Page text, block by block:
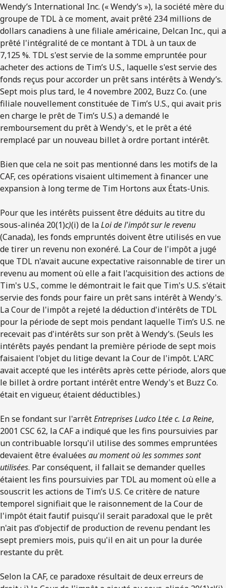
Wendy’s International Inc. (« Wendy’s »), la société mère du
groupe de TDL à ce moment, avait prêté 234 millions de
dollars canadiens à une filiale américaine, Delcan Inc., qui a
prêté l'intégralité de ce montant à TDL à un taux de
7,125 %. TDL s'est servie de la somme empruntée pour
acheter des actions de Tim’s U.S., laquelle s'est servie des
fonds reçus pour accorder un prêt sans intérêts à Wendy’s.
Sept mois plus tard, le 4 novembre 2002, Buzz Co. (une
filiale nouvellement constituée de Tim’s U.S., qui avait pris
en charge le prêt de Tim’s U.S.) a demandé le
remboursement du prêt à Wendy's, et le prêt a été
remplacé par un nouveau billet à ordre portant intérêt.
Bien que cela ne soit pas mentionné dans les motifs de la
CAF, ces opérations visaient ultimement à financer une
expansion à long terme de Tim Hortons aux États-Unis.
Pour que les intérêts puissent être déduits au titre du
sous-alinéa 20(1)c)(i) de laLoi de l'impôt sur le revenu
(Canada), les fonds empruntés doivent être utilisés en vue
de tirer un revenu non exonéré. La Cour de l'impôt a jugé
que TDL n'avait aucune expectative raisonnable de tirer un
revenu au moment où elle a fait l'acquisition des actions de
Tim's U.S., comme le démontrait le fait que Tim's U.S. s'était
servie des fonds pour faire un prêt sans intérêt à Wendy's.
La Cour de l'impôt a rejeté la déduction d'intérêts de TDL
pour la période de sept mois pendant laquelle Tim’s U.S. ne
recevait pas d'intérêts sur son prêt à Wendy’s. (Seuls les
intérêts payés pendant la première période de sept mois
faisaient l'objet du litige devant la Cour de l'impôt. L'ARC
avait accepté que les intérêts après cette période, alors que
le billet à ordre portant intérêt entre Wendy's et Buzz Co.
était en vigueur, étaient déductibles.)
En se fondant sur l'arrêtEntreprises Ludco Ltée c. La Reine,
2001 CSC 62, la CAF a indiqué que les fins poursuivies par
un contribuable lorsqu'il utilise des sommes empruntées
devaient être évaluées au moment où les sommes sont
utilisées. Par conséquent, il fallait se demander quelles
étaient les fins poursuivies par TDL au moment où elle a
souscrit les actions de Tim’s U.S. Ce critère de nature
temporel signifiait que le raisonnement de la Cour de
l'impôt était fautif puisqu'il serait paradoxal que le prêt
n'ait pas d'objectif de production de revenu pendant les
sept premiers mois, puis qu'il en ait un pour la durée
restante du prêt.
Selon la CAF, ce paradoxe résultait de deux erreurs de